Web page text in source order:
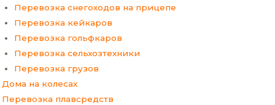
Перевозка снегоходов на прицепе
Перевозка кейкаров
Перевозка гольфкаров
Перевозка сельхозтехники
Перевозка грузов
Дома на колесах
Перевозка плавсредств